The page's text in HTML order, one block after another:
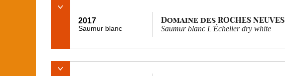
2017
Saumur blanc
Domaine des ROCHES NEUVES
Saumur blanc L'Échelier dry white